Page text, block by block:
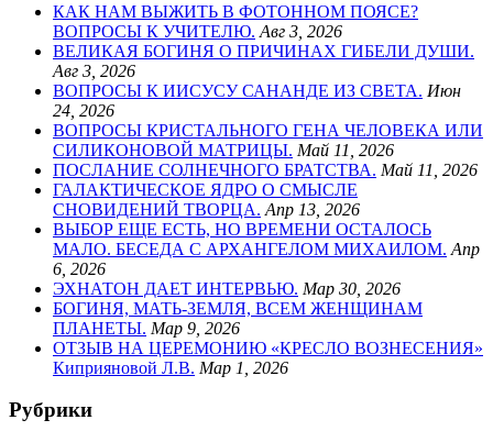
КАК НАМ ВЫЖИТЬ В ФОТОННОМ ПОЯСЕ?
ВОПРОСЫ К УЧИТЕЛЮ. Авг 3, 2026
ВЕЛИКАЯ БОГИНЯ О ПРИЧИНАХ ГИБЕЛИ ДУШИ.
Авг 3, 2026
ВОПРОСЫ К ИИСУСУ САНАНДЕ ИЗ СВЕТА. Июн
24, 2026
ВОПРОСЫ КРИСТАЛЬНОГО ГЕНА ЧЕЛОВЕКА ИЛИ
СИЛИКОНОВОЙ МАТРИЦЫ. Май 11, 2026
ПОСЛАНИЕ СОЛНЕЧНОГО БРАТСТВА. Май 11, 2026
ГАЛАКТИЧЕСКОЕ ЯДРО О СМЫСЛЕ
СНОВИДЕНИЙ ТВОРЦА. Апр 13, 2026
ВЫБОР ЕЩЕ ЕСТЬ, НО ВРЕМЕНИ ОСТАЛОСЬ
МАЛО. БЕСЕДА С АРХАНГЕЛОМ МИХАИЛОМ. Апр
6, 2026
ЭХНАТОН ДАЕТ ИНТЕРВЬЮ. Мар 30, 2026
БОГИНЯ, МАТЬ-ЗЕМЛЯ, ВСЕМ ЖЕНЩИНАМ
ПЛАНЕТЫ. Мар 9, 2026
ОТЗЫВ НА ЦЕРЕМОНИЮ «КРЕСЛО ВОЗНЕСЕНИЯ»
Киприяновой Л.В. Мар 1, 2026
Рубрики